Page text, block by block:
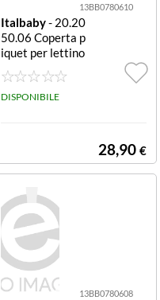
13BB0780610
Italbaby- 20.20
50.06 Coperta p
iquet per lettino
Avorio Coperta l
ettino Italbaby
20 2050 06 Avo
DISPONIBILE
28,90 €
13BB0780608